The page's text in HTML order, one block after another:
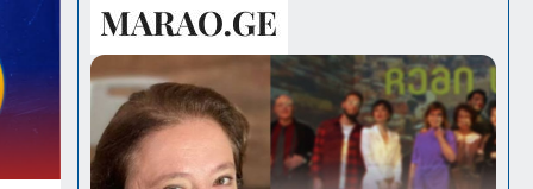
პედიატრ სალომე ახვლედიანის
რჩევები